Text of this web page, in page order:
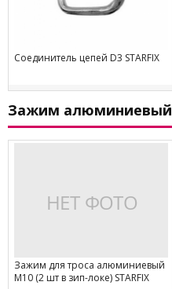
Соединитель цепей D3 STARFIX
Зажим алюминиевый
Зажим для троса алюминиевый
М10 (2 шт в зип-локе) STARFIX